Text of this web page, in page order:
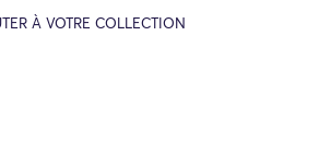
À VOTRE COLLECTION